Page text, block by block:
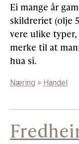
Ei mange år
skildreriet (olje
vere ulike
merke til at
hua si.
Næring > Handel